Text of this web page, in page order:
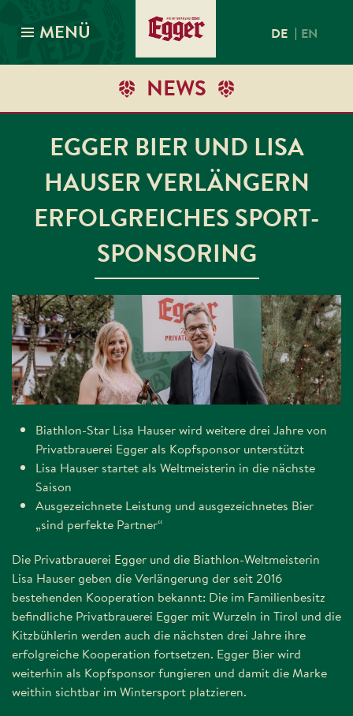
MENÜ DE | EN
NEWS
EGGER BIER UND LISA
HAUSER VERLÄNGERN
ERFOLGREICHES SPORT-
SPONSORING
Biathlon-Star Lisa Hauser wird weitere drei Jahre von
Privatbrauerei Egger als Kopfsponsor unterstützt
Lisa Hauser startet als Weltmeisterin in die nächste
Saison
Ausgezeichnete Leistung und ausgezeichnetes Bier
„sind perfekte Partner“
Die Privatbrauerei Egger und die Biathlon-Weltmeisterin
Lisa Hauser geben die Verlängerung der seit 2016
bestehenden Kooperation bekannt: Die im Familienbesitz
befindliche Privatbrauerei Egger mit Wurzeln in Tirol und die
Kitzbühlerin werden auch die nächsten drei Jahre ihre
erfolgreiche Kooperation fortsetzen. Egger Bier wird
weiterhin als Kopfsponsor fungieren und damit die Marke
weithin sichtbar im Wintersport platzieren.